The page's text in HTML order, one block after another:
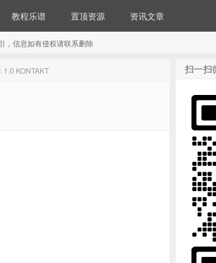
教程乐谱 置顶资源 资讯文章
，信息如有侵权请联系删除
KONTAKT 扫一扫